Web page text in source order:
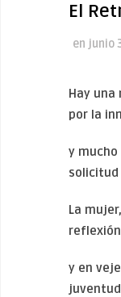
El
en junio
Hay una
por la
y mucho
solicitud
La
y en